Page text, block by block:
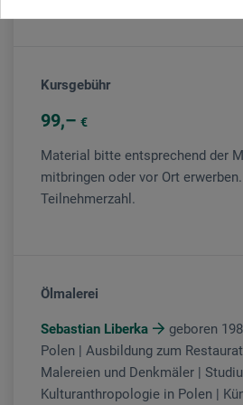
Kursgebühr
99 €
Material bitte entsprechend der
mitbringen oder vor Ort
Teilnehmerzahl.
Ölmalerei
Sebastian Liberka
geboren
Polen | Ausbildung zum
Malereien und Denkmäler |
Kulturanthropologie in Polen |